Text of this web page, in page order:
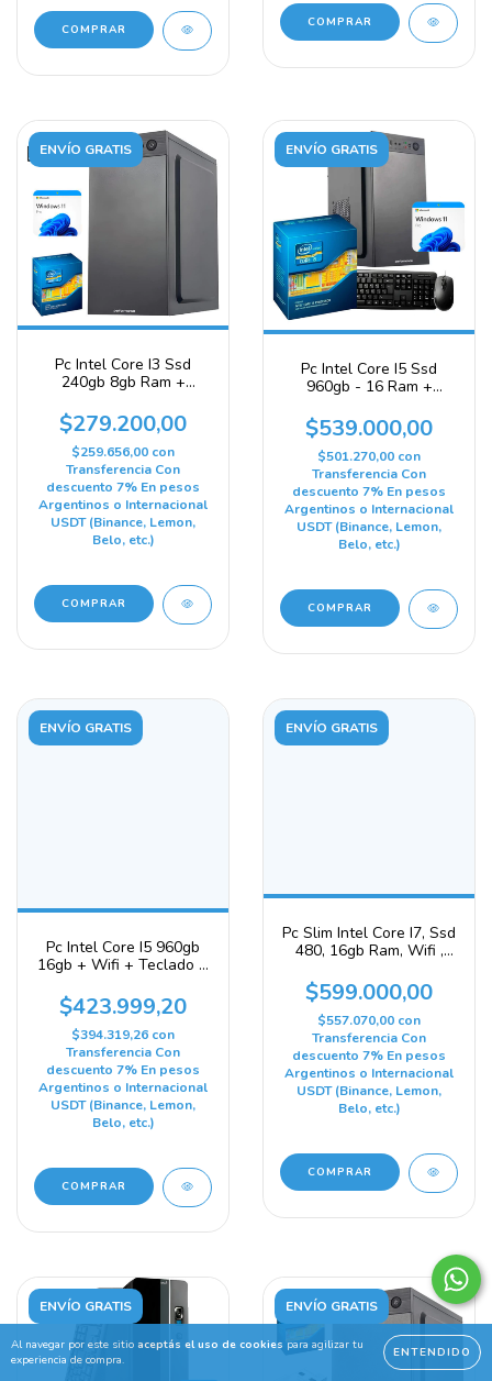
Al navegar por este sitio aceptás el uso de cookies para agilizar tu
experiencia de compra.
ENTENDIDO
COMPRAR
ENVÍO GRATIS
Pc Intel Core I3 Ssd
240gb 8gb Ram +
240 Gb 8 Gb Intel Hd
Graphics 2500
$279.200,00
$259.656,00 con
Transferencia Con
descuento 7% En pesos
Argentinos o Internacional
USDT (Binance, Lemon,
Belo, etc.)
COMPRAR
ENVÍO GRATIS
Pc Intel Core I5 Ssd
960gb - 16 Ram +
1024 Gb 16 Gb Gráficos
Integrados Intel Hd
Graphics 2000
$539.000,00
$501.270,00 con
Transferencia Con
descuento 7% En pesos
Argentinos o Internacional
USDT (Binance, Lemon,
Belo, etc.)
ENVÍO GRATIS
Pc Intel Core I5 960gb
16gb + Wifi + Teclado +
Gb Gráficos Integrados
Intel Hd Graphics 2000
$423.999,20
$394.319,26 con
Transferencia Con
descuento 7% En pesos
Argentinos o Internacional
USDT (Binance, Lemon,
Belo, etc.)
COMPRAR
ENVÍO GRATIS
Pc Slim Intel Core I7, Ssd
480, 16gb Ram, Wifi ,
Gb Gráficos Integrados
Intel Hd Graphics
3000/4000
$599.000,00
$557.070,00 con
Transferencia Con
descuento 7% En pesos
Argentinos o Internacional
USDT (Binance, Lemon,
Belo, etc.)
COMPRAR
ENVÍO GRATIS ENVÍO GRATIS